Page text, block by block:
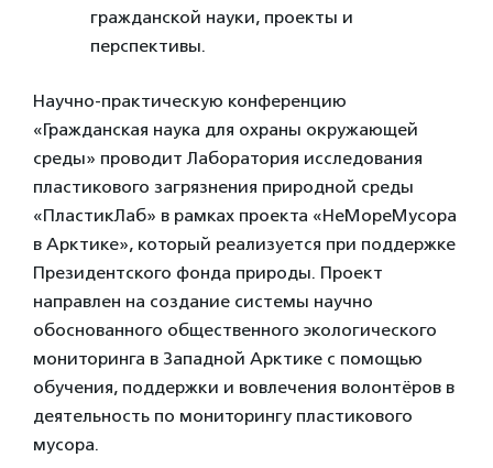
гражданской науки, проекты и
перспективы.
Научно-практическую конференцию
«Гражданская наука для охраны окружающей
среды» проводит Лаборатория исследования
пластикового загрязнения природной среды
«ПластикЛаб» в рамках проекта «НеМореМусора
в Арктике», который реализуется при поддержке
Президентского фонда природы. Проект
направлен на создание системы научно
обоснованного общественного экологического
мониторинга в Западной Арктике с помощью
обучения, поддержки и вовлечения волонтёров в
деятельность по мониторингу пластикового
мусора.